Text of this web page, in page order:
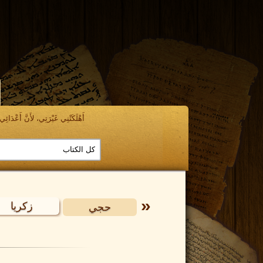
أَهْلَكَتْنِي غَيْرَتِي، لأَنَّ أَعْدَائِي
صفنيا حجي زكريا